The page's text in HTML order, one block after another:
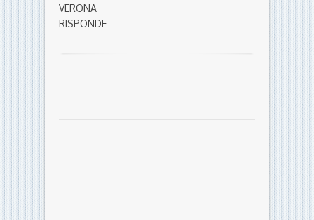
VERONA
RISPONDE